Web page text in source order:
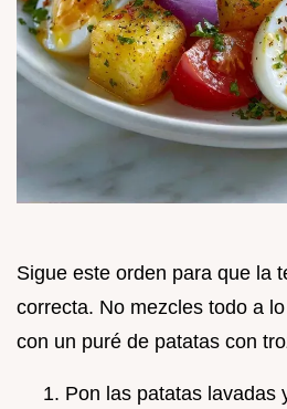
Sigue este orden para que la
correcta. No mezcles todo a
con un puré de patatas con
Pon las patatas lavadas